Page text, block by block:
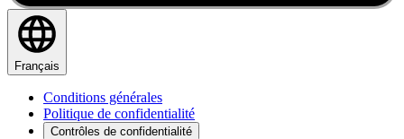
Français
Conditions générales
Politique de confidentialité
Contrôles de confidentialité